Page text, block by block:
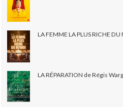
LA FEMME LA PLUS RICHE
LA RÉPARATION de Régis